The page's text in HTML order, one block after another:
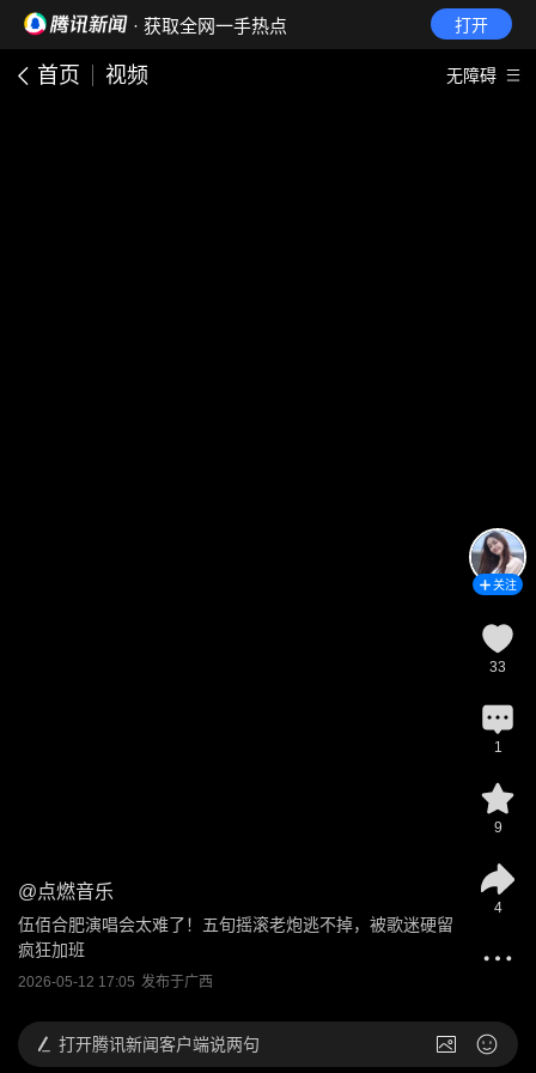
· 获取全网一手热点 打开
首页 视频 无障碍
@点燃音乐
伍佰合肥演唱会太难了！五旬摇滚老炮逃不掉，被歌迷硬留
疯狂加班
2026-05-12 17:05 发布于广西
关注
33
1
9
4
打开腾讯新闻客户端说两句